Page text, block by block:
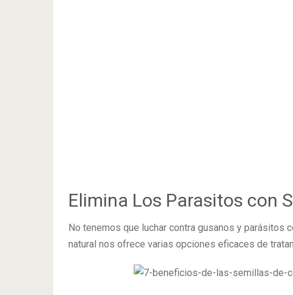
Elimina Los Parasitos con
No tenemos que luchar contra gusanos y parásitos
natural nos ofrece varias opciones eficaces de